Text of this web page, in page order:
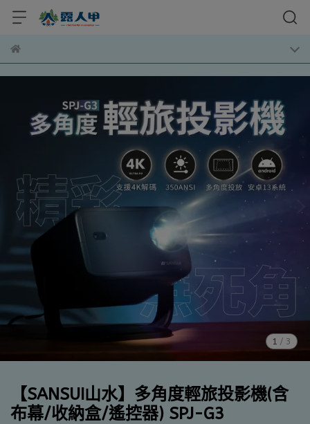
1 / 3
【SANSUI山水】多角度輕旅投影機(含
布幕/收納盒/遙控器) SPJ-G3